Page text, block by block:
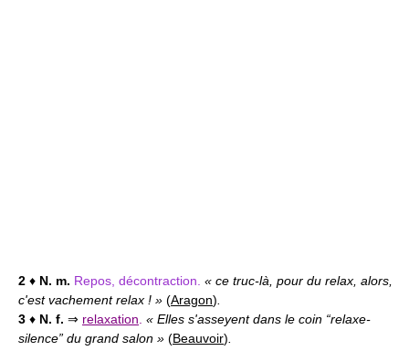
2 ♦ N. m. Repos, décontraction. « ce truc-là, pour du relax, alors,
c'est vachement relax ! » (Aragon)
3 ♦ N. f. ⇒ relaxation « Elles s'asseyent dans le coin “relaxe-
silence” du grand salon » (Beauvoir)